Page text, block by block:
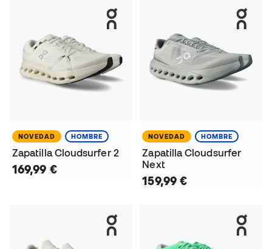
NOVEDAD HOMBRE
Zapatilla Cloudsurfer 2
169,99 €
NOVEDAD HOMBRE
Zapatilla Cloudsurfer
Next
159,99 €